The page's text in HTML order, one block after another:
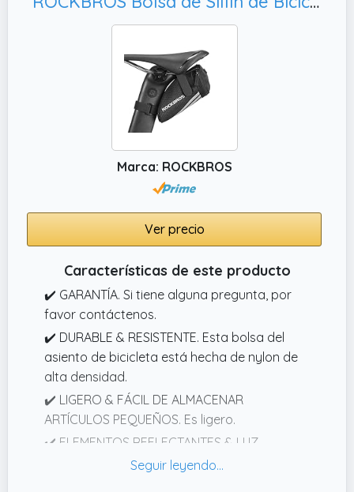
desmontarlas es muy sencillo.
✔️ COMPACTA Y LIGERA: Esta bolsa para sillín
de bicicleta, especialmente diseñada para
ciclistas de carretera, es pequeña y ligera.
Los múltiples compartimentos y bolsillos
mantienen los objetos pequeños bien
Marca: ROCKBROS
Ver precio
Características de este producto
✔️ GARANTÍA. Si tiene alguna pregunta, por
favor contáctenos.
✔️ DURABLE & RESISTENTE. Esta bolsa del
asiento de bicicleta está hecha de nylon de
alta densidad.
✔️ LIGERO & FÁCIL DE ALMACENAR
ARTÍCULOS PEQUEÑOS. Es ligero.
✔️ ELEMENTOS REFLECTANTES & LUZ
TRASERA COMPATIBLES PARA SU SEGURIDAD.